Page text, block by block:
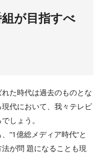
が目指すべ
た時代は過去のものとな
代において、我々テレビ
しょう。
”1億総メディア時代“と
が問 題になることも現